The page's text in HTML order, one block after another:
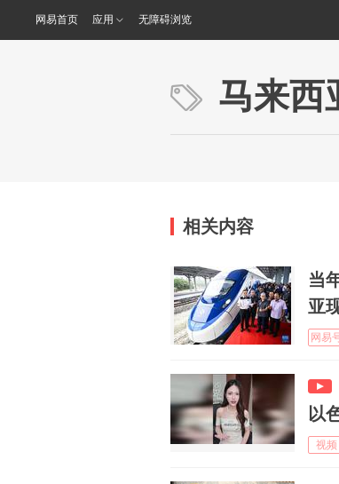
网易首页 应用 无障碍浏览
马来西
相关内容
当
亚
网易
以
视频